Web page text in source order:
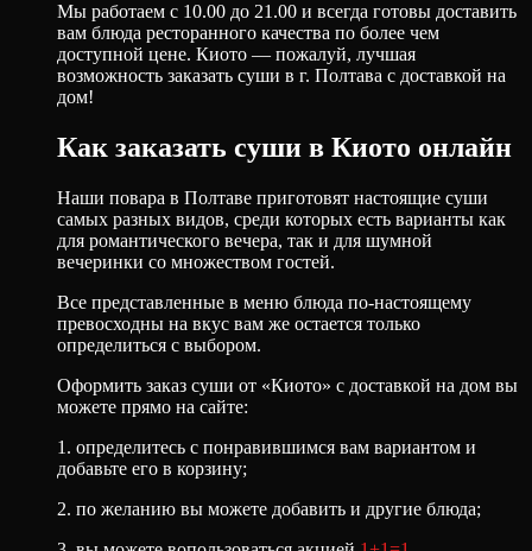
Мы работаем с 10.00 до 21.00 и всегда готовы доставить
вам блюда ресторанного качества по более чем
доступной цене. Киото — пожалуй, лучшая
возможность заказать суши в г. Полтава с доставкой на
дом!
Как заказать суши в Киото онлайн
Наши повара в Полтаве приготовят настоящие суши
самых разных видов, среди которых есть варианты как
для романтического вечера, так и для шумной
вечеринки со множеством гостей.
Все представленные в меню блюда по-настоящему
превосходны на вкус вам же остается только
определиться с выбором.
Оформить заказ суши от «Киото» с доставкой на дом вы
можете прямо на сайте:
1. определитесь с понравившимся вам вариантом и
добавьте его в корзину;
2. по желанию вы можете добавить и другие блюда;